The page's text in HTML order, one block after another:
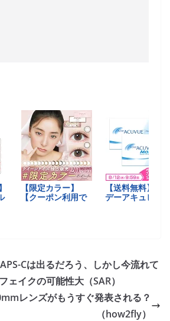
Cは出るだろう、しかし今流れて
ェイクの可能性大（SAR）
レンズがもうすぐ発表される？
（how2fly）